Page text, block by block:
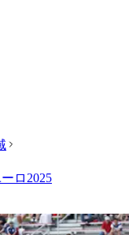
ロ2025